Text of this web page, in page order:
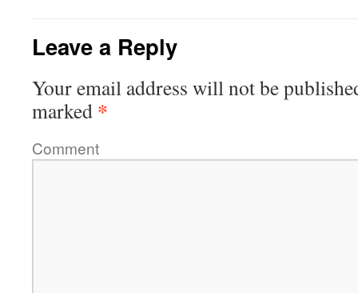
Leave a Reply
Your email address will not be
marked *
Comment